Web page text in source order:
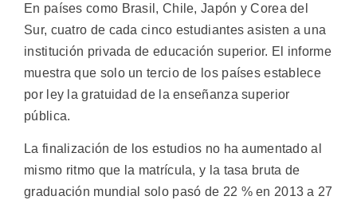
En países como Brasil, Chile, Japón y Corea del
Sur, cuatro de cada cinco estudiantes asisten a una
institución privada de educación superior. El informe
muestra que solo un tercio de los países establece
por ley la gratuidad de la enseñanza superior
pública.
La finalización de los estudios no ha aumentado al
mismo ritmo que la matrícula, y la tasa bruta de
graduación mundial solo pasó de 22 % en 2013 a 27